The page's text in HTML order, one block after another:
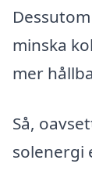
minska
mer
Så,
solenergi